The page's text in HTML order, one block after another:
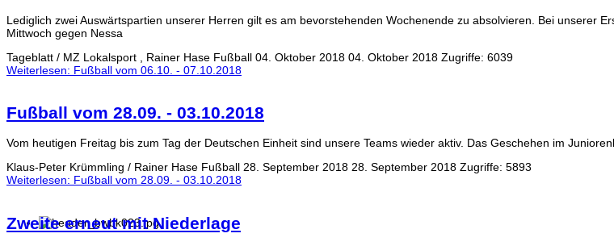
Lediglich zwei Auswärtspartien unserer Herren gilt es am bevorstehenden Wochenende zu absolvieren. Bei unserer
Mittwoch gegen Nessa
Tageblatt / MZ Lokalsport , Rainer Hase Fußball 04. Oktober 2018 04. Oktober 2018 Zugriffe: 6039
Weiterlesen: Fußball vom 06.10. - 07.10.2018
Fußball vom 28.09. - 03.10.2018
Vom heutigen Freitag bis zum Tag der Deutschen Einheit sind unsere Teams wieder aktiv. Das Geschehen im
Klaus-Peter Krümmling / Rainer Hase Fußball 28. September 2018 28. September 2018 Zugriffe: 5893
Weiterlesen: Fußball vom 28.09. - 03.10.2018
Zweite erneut mit Niederlage